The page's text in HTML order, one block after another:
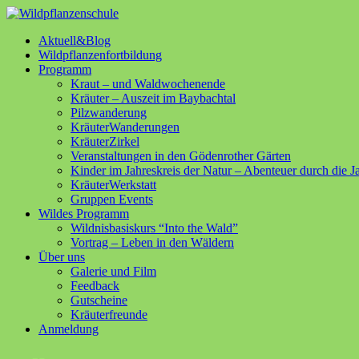
Aktuell&Blog
Wildpflanzenfortbildung
Programm
Kraut – und Waldwochenende
Kräuter – Auszeit im Baybachtal
Pilzwanderung
KräuterWanderungen
KräuterZirkel
Veranstaltungen in den Gödenrother Gärten
Kinder im Jahreskreis der Natur – Abenteuer durch die
KräuterWerkstatt
Gruppen Events
Wildes Programm
Wildnisbasiskurs “Into the Wald”
Vortrag – Leben in den Wäldern
Über uns
Galerie und Film
Feedback
Gutscheine
Kräuterfreunde
Anmeldung